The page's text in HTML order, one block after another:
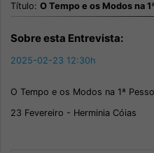
Título: O Tempo e os Modos na
Sobre esta Entrevista:
2025-02-23 12:30h
O Tempo e os Modos na 1ª
23 Fevereiro - Herminia Cóias